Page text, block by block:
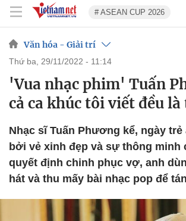
# ASEAN CUP 2026
Văn hóa - Giải trí
thứ ba, 29/11/2022 - 11:14
'Vua nhạc phim' Tuấn
cả ca khúc tôi viết đều
Nhạc sĩ Tuấn Phương kể, ngày
bởi vẻ xinh đẹp và sự thông minh
quyết định chinh phục vợ, anh
hát và thu mấy bài nhạc pop để